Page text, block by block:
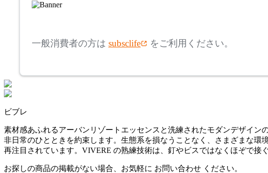
アイネクス
~
一般消費者の方は subsclife をご利用ください。
ビブレ
素材感あふれるアーバンリゾートエッセンスと洗練されたモダンデザイン
非日常のひとときを約束します。生態系を損なうことなく、さまざまな
再注目されています。VIVERE の熟練技術は、釘やビスではなくほぞで接
お探しの商品の掲載がない場合、お気軽に お問い合わせ ください。